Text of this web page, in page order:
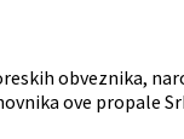
obveznika,
ove propale